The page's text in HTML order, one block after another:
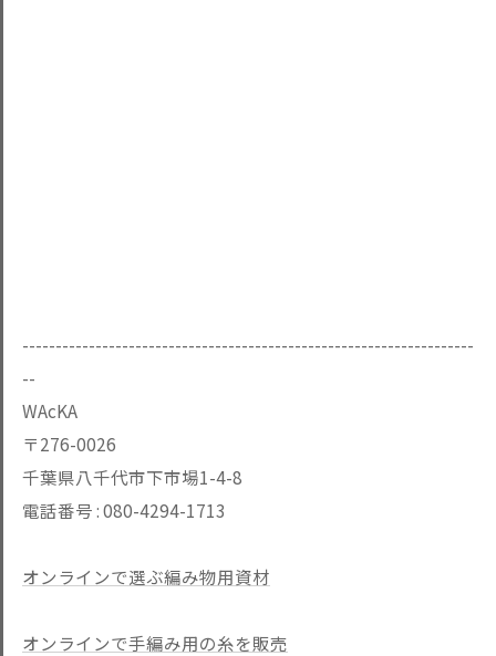
--------------------------------------------------------------------
--
WAcKA
〒276-0026
千葉県八千代市下市場1-4-8
電話番号 :080-4294-1713
オンラインで選ぶ編み物用資材
オンラインで手編み用の糸を販売